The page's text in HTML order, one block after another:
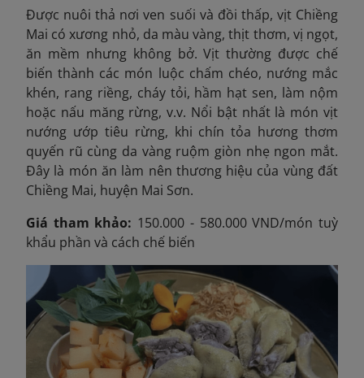
Được nuôi thả nơi ven suối và đồi thấp, vịt Chiềng
Mai có xương nhỏ, da màu vàng, thịt thơm, vị ngọt,
ăn mềm nhưng không bở. Vịt thường được chế
biến thành các món luộc chấm chéo, nướng mắc
khén, rang riềng, cháy tỏi, hầm hạt sen, làm nộm
hoặc nấu măng rừng, v.v. Nổi bật nhất là món vịt
nướng ướp tiêu rừng, khi chín tỏa hương thơm
quyến rũ cùng da vàng ruộm giòn nhẹ ngon mắt.
Đây là món ăn làm nên thương hiệu của vùng đất
Chiềng Mai, huyện Mai Sơn.
Giá tham khảo: 150.000 - 580.000 VND/món tuỳ
khẩu phần và cách chế biến